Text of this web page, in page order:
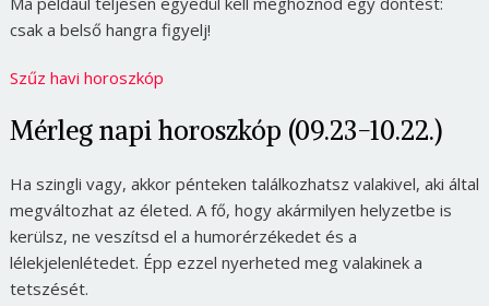
csak a belső hangra figyelj!
Szűz havi horoszkóp
Mérleg napi horoszkóp (09.23-10.22.)
Ha szingli vagy, akkor pénteken találkozhatsz valakivel, aki által
megváltozhat az életed. A fő, hogy akármilyen helyzetbe is
kerülsz, ne veszítsd el a humorérzékedet és a
lélekjelenlétedet. Épp ezzel nyerheted meg valakinek a
tetszését.